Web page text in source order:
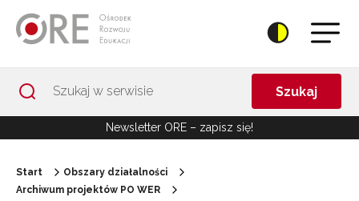
Szukaj
Newsletter ORE – zapisz się!
Start
Obszary działalności
Archiwum projektów PO WER